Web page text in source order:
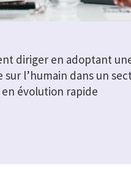
diriger en adoptant
sur l’humain dans un
en évolution rapide